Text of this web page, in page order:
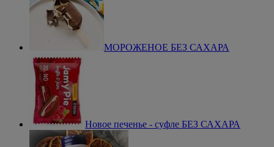
МОРОЖЕНОЕ БЕЗ САХАРА
Новое печенье - суфле БЕЗ САХАРА